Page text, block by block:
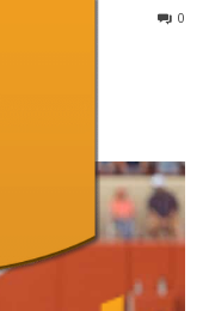
0